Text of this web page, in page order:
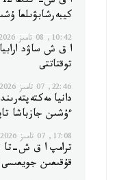
كيبەرشابۋىلعا
10:42, 08 تامىز 2026
ا ق ش ساۋد
توقتاتتى
22:46, 07 تامىز 2026
دانيا
ءۇشىن جازباشا
17:08, 07 تامىز 2026
ترامپ ا ق ش-تا
قۇقىعىن